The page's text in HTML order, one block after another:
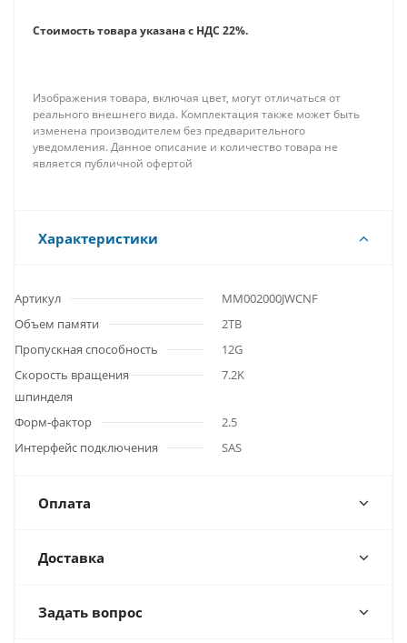
Стоимость товара указана с НДС 22%.
Изображения товара, включая цвет, могут отличаться от
реального внешнего вида. Комплектация также может быть
изменена производителем без предварительного
уведомления. Данное описание и количество товара не
является публичной офертой
Характеристики
Артикул
MM002000JWCNF
Объем памяти
2TB
Пропускная способность
12G
Скорость вращения
шпинделя
7.2K
Форм-фактор
2.5
Интерфейс подключения
SAS
Оплата
Доставка
Задать вопрос